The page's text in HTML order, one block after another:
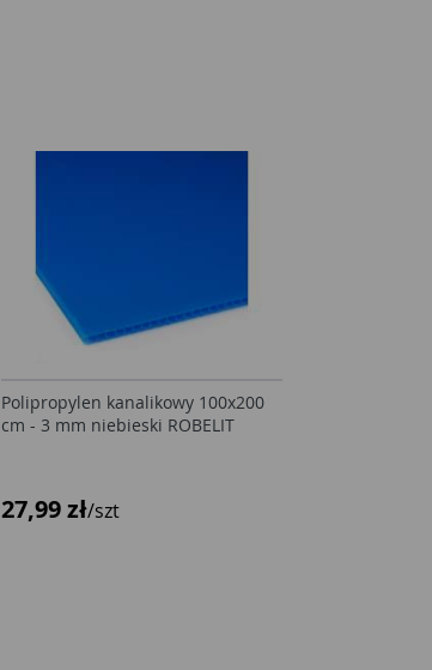
Polipropylen kanalikowy 100x200
cm - 3 mm niebieski ROBELIT
27,99 zł/szt